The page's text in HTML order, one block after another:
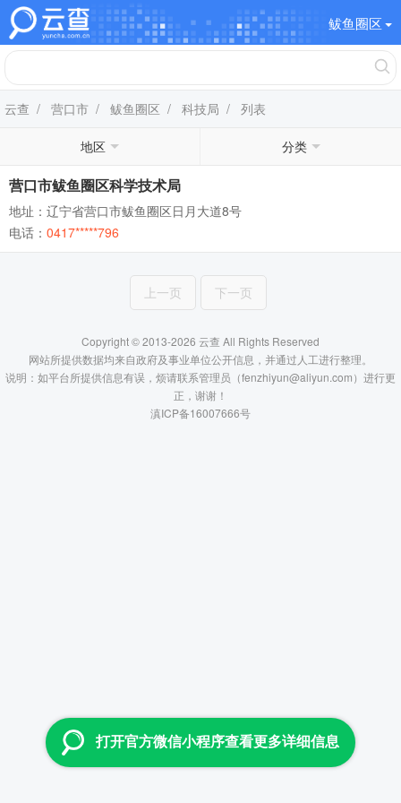
鲅鱼圈区
云查 / 营口市 / 鲅鱼圈区 / 科技局 / 列表
地区 分类
营口市鲅鱼圈区科学技术局
地址：辽宁省营口市鲅鱼圈区日月大道8号
电话： 0417*****796
上一页 下一页
Copyright © 2013-2026 云查 All Rights Reserved
网站所提供数据均来自政府及事业单位公开信息，并通过人工进行整理。
说明：如平台所提供信息有误，烦请联系管理员（fenzhiyun@aliyun.com）进行更
正，谢谢！
滇ICP备16007666号
打开官方微信小程序查看更多详细信息